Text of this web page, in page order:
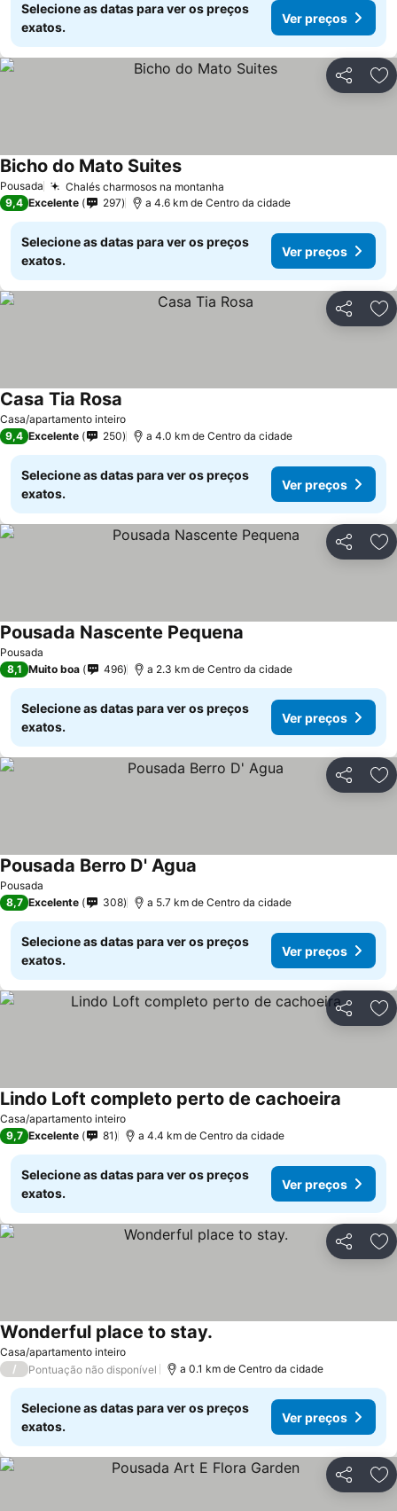
Selecione as datas para ver os preços
exatos.
Ver preços
Partilhar
Pousada Chalés charmosos na montanha
Bicho do Mato Suites
9,4 Excelente 297 a 4.6 km de Centro da cidade
Selecione as datas para ver os preços
exatos.
Ver preços
Partilhar
Casa/apartamento inteiro
Casa Tia Rosa
9,4 Excelente 250 a 4.0 km de Centro da cidade
Selecione as datas para ver os preços
exatos.
Ver preços
Partilhar
Pousada
Pousada Nascente Pequena
8,1 Muito boa 496 a 2.3 km de Centro da cidade
Selecione as datas para ver os preços
exatos.
Ver preços
Partilhar
Pousada
Pousada Berro D' Agua
8,7 Excelente 308 a 5.7 km de Centro da cidade
Selecione as datas para ver os preços
exatos.
Ver preços
Partilhar
Casa/apartamento inteiro
Lindo Loft completo perto de cachoeira
9,7 Excelente 81 a 4.4 km de Centro da cidade
Selecione as datas para ver os preços
exatos.
Ver preços
Partilhar
Casa/apartamento inteiro
Wonderful place to stay.
/ Pontuação não disponível a 0.1 km de Centro da cidade
Selecione as datas para ver os preços
exatos.
Ver preços
Partilhar